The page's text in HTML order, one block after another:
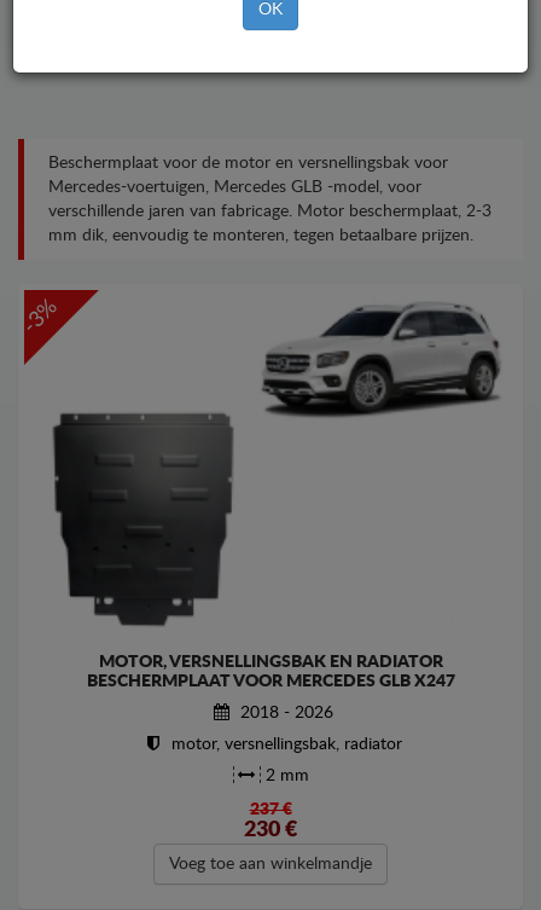
Beschermplaat voor de motor en versnellingsbak voor
Mercedes-voertuigen, Mercedes GLB -model, voor
verschillende jaren van fabricage. Motor beschermplaat, 2-3
mm dik, eenvoudig te monteren, tegen betaalbare prijzen.
-3%
MOTOR, VERSNELLINGSBAK EN RADIATOR
BESCHERMPLAAT VOOR MERCEDES GLB X247
2018 - 2026
motor, versnellingsbak, radiator
2 mm
237 €
230 €
Voeg toe aan winkelmandje
OK